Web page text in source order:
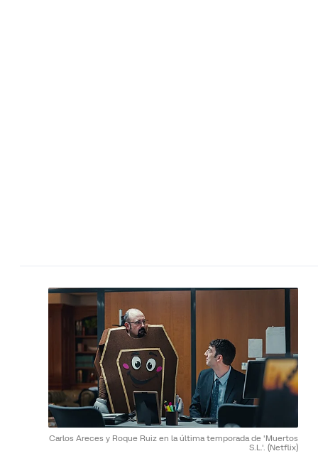
Carlos Areces y Roque Ruiz en la última temporada de 'Muertos
S.L.'. (Netflix)